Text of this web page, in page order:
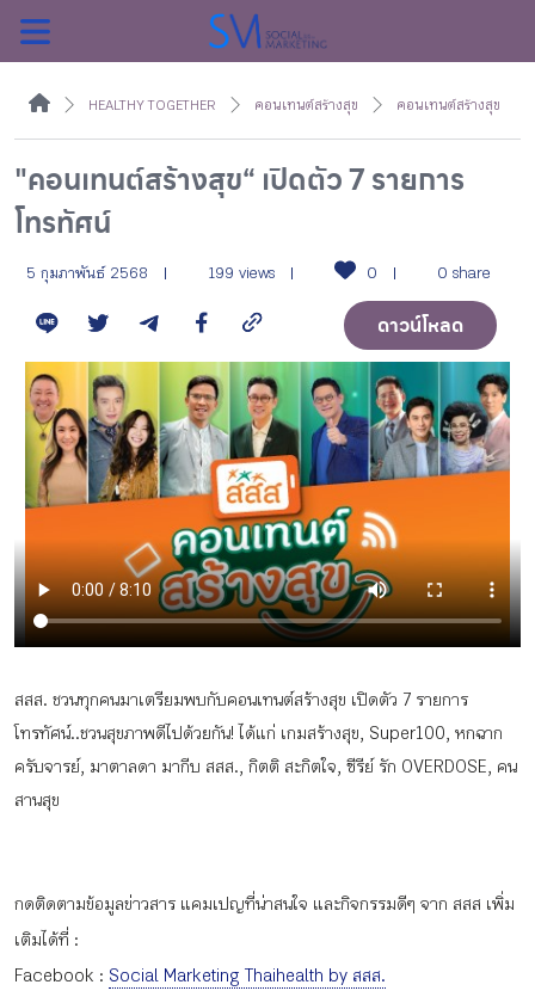
ค้นหา
หน้าแรกแคมเปญ
บทความแนะนำ
บทความแคมเปญ
สื่อของแคมเปญ
กิจกรรม
หัวข้อที่เราแนะนำ
เข้าสู่ระบบ/สมัครสมาชิก
TH EN
HEALTHY TOGETHER คอนเทนต์สร้างสุข คอนเทนต์สร้างสุข
"คอนเทนต์สร้างสุข“ เปิดตัว 7 รายการ
โทรทัศน์
5 กุมภาพันธ์ 2568 199 views 0 0 share
ดาวน์โหลด
สสส. ชวนทุกคนมาเตรียมพบกับคอนเทนต์สร้างสุข เปิดตัว 7 รายการ
โทรทัศน์..ชวนสุขภาพดีไปด้วยกัน! ได้แก่ เกมสร้างสุข, Super100, หกฉาก
ครับจารย์, มาตาลดา มากีบ สสส., กิตติ สะกิตใจ, ซีรีย์ รัก OVERDOSE, คน
สานสุข
กดติดตามข้อมูลข่าวสาร แคมเปญที่น่าสนใจ และกิจกรรมดีๆ จาก สสส เพิ่ม
เติมได้ที่ :
Facebook : Social Marketing Thaihealth by สสส.